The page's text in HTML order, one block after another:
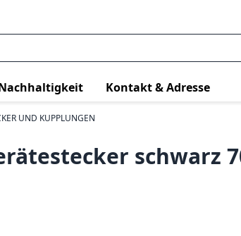
Kontakt & Adresse
UND KUPPLUNGEN
schwarz